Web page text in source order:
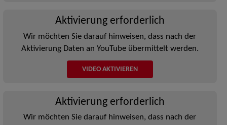
Aktivierung erforderlich
Wir möchten Sie darauf hinweisen, dass nach der
Aktivierung Daten an YouTube übermittelt werden.
VIDEO AKTIVIEREN
Aktivierung erforderlich
Wir möchten Sie darauf hinweisen, dass nach der